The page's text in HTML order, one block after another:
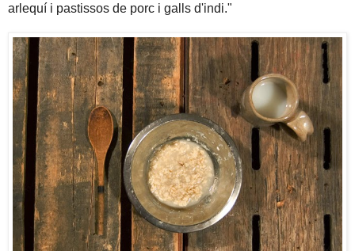
arlequí i pastissos de porc i galls d'indi."